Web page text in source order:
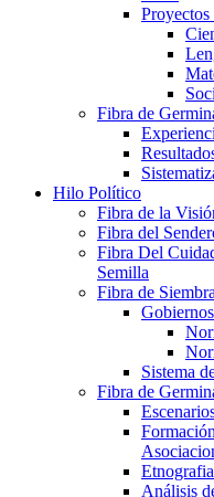
Fibra de
Hilo Político
Fibra de la
Fibra del
Fibra Del
Semilla
Fibra de
Sistema
Fibra de
Análisis